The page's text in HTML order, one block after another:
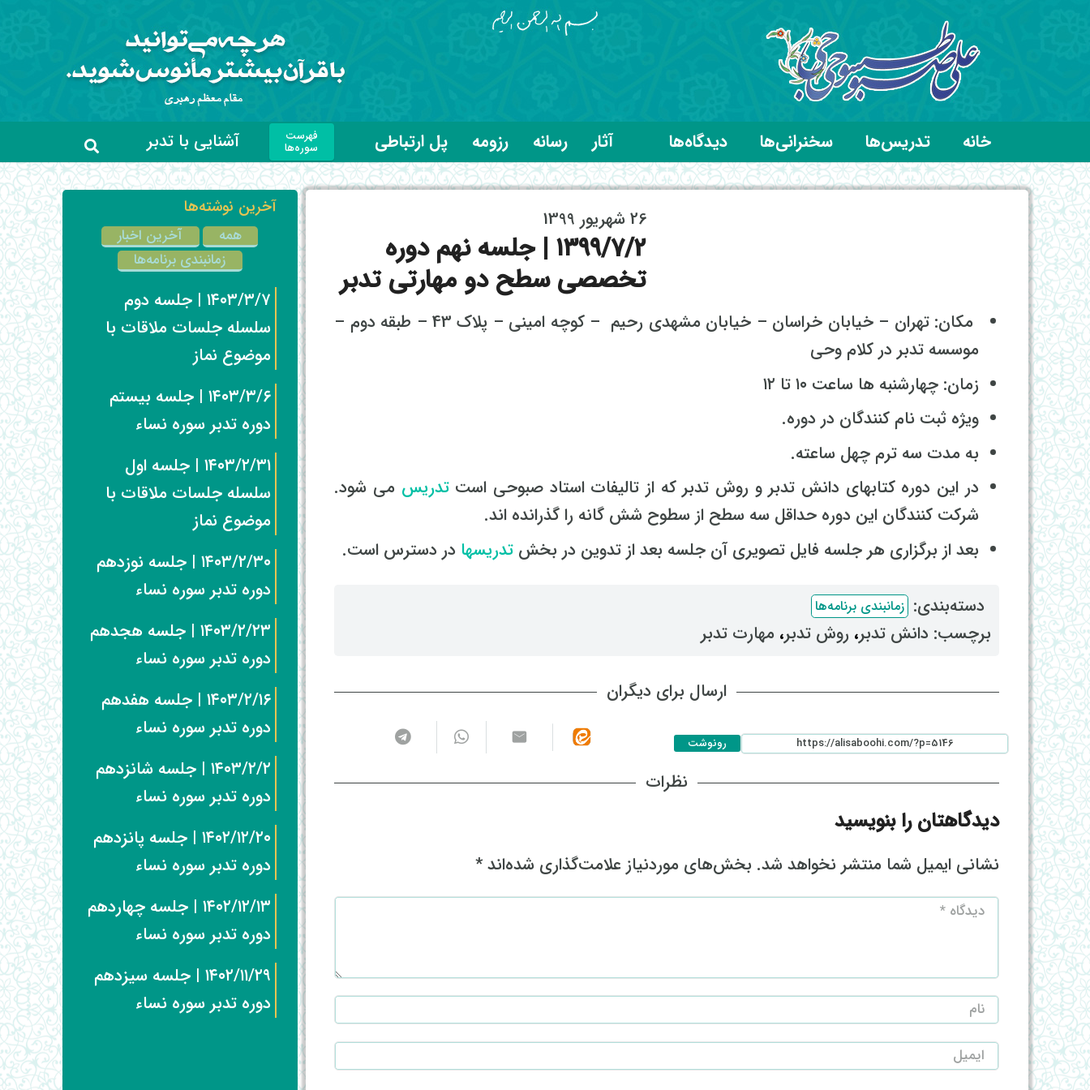
خانه تدریس‌ها سخنرانی‌ها دیدگاه‌ها آثار رسانه رزومه پل ارتباطی فهرست
سوره‌ها آشنایی با تدبر
26 شهریور 1399
۱۳۹۹/7/2 | جلسه نهم دوره
تخصصی سطح دو مهارتی تدبر
مکان: تهران – خیابان خراسان – خیابان مشهدی رحیم – کوچه امینی – پلاک 43 – طبقه دوم –
موسسه تدبر در کلام وحی
زمان: چهارشنبه ها ساعت ۱۰ تا ۱۲
ویژه ثبت نام کنندگان در دوره.
به مدت سه ترم چهل ساعته.
در این دوره کتابهای دانش تدبر و روش تدبر که از تالیفات استاد صبوحی استتدریس می شود.
شرکت کنندگان این دوره حداقل سه سطح از سطوح شش گانه را گذرانده اند.
بعد از برگزاری هر جلسه فایل تصویری آن جلسه بعد از تدوین در بخشتدریسها در دسترس است.
دسته‌بندی: ‌زمانبندی برنامه‌ها
برچسب: ‌ دانش تدبر، ‌ روش تدبر، ‌ مهارت تدبر
ارسال برای دیگران
رونوشت
نظرات
دیدگاهتان را بنویسید
نشانی ایمیل شما منتشر نخواهد شد. بخش‌های موردنیاز علامت‌گذاری شده‌اند*
آخرین نوشته‌ها
همه
آخرین اخبار
زمانبندی برنامه‌ها
۱۴۰۳/۳/۷ | جلسه دوم
سلسله جلسات ملاقات با
موضوع نماز
۱۴۰۳/۳/۶ | جلسه بیستم
دوره تدبر سوره نساء
۱۴۰۳/۲/۳۱ | جلسه اول
سلسله جلسات ملاقات با
موضوع نماز
۱۴۰۳/۲/۳۰ | جلسه نوزدهم
دوره تدبر سوره نساء
۱۴۰۳/۲/۲۳ | جلسه هجدهم
دوره تدبر سوره نساء
۱۴۰۳/۲/۱۶ | جلسه هفدهم
دوره تدبر سوره نساء
۱۴۰۳/۲/۲ | جلسه شانزدهم
دوره تدبر سوره نساء
۱۴۰۲/۱۲/۲۰ | جلسه پانزدهم
دوره تدبر سوره نساء
۱۴۰۲/۱۲/۱۳ | جلسه چهاردهم
دوره تدبر سوره نساء
۱۴۰۲/۱۱/۲۹ | جلسه سیزدهم
دوره تدبر سوره نساء